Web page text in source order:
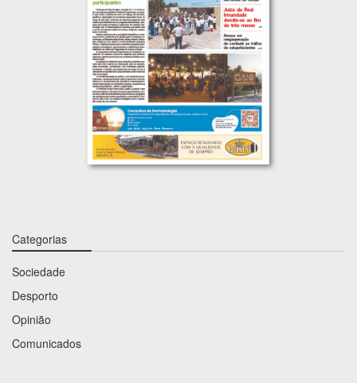
Categorias
Sociedade
Desporto
Opinião
Comunicados